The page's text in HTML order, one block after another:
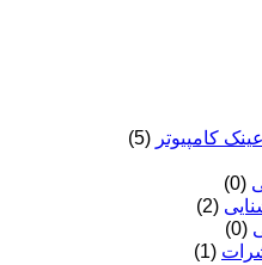
کامپیوتر (5)
(0)
(2)
(0)
(1)